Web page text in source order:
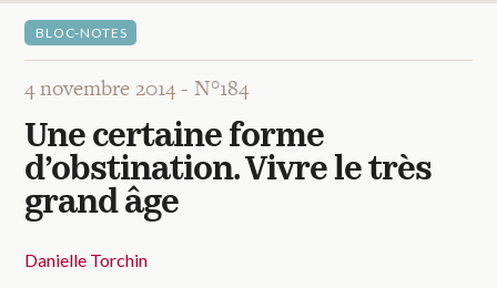
Colloque
Mon panier
BLOC-NOTES
4 novembre 2014 -N°184
Une certaine forme
d’obstination. Vivre le très
grand âge
Danielle Torchin